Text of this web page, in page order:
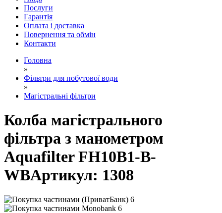
Послуги
Гарантія
Оплата і доставка
Повернення та обмін
Контакти
Головна
»
Фільтри для побутової води
»
Магістральні фільтри
Колба магістрального
фільтра з манометром
Aquafilter FH10B1-B-
WBАртикул: 1308
6
6